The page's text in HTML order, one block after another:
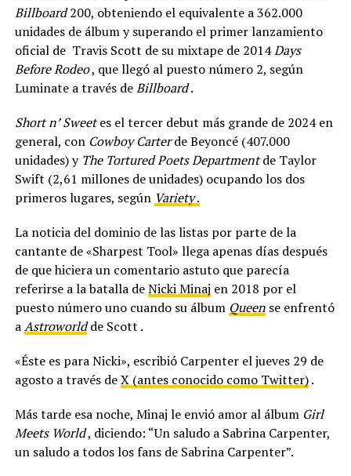
Billboard200, obteniendo el equivalente a 362.000
unidades de álbum y superando el primer lanzamiento
oficial de Travis Scott de su mixtape de 2014Days
Before Rodeo, que llegó al puesto número 2, según
Luminate a través deBillboard.
Short n’ Sweetes el tercer debut más grande de 2024 en
general, con Cowboy Carterde Beyoncé (407.000
unidades) y The Tortured Poets Departmentde Taylor
Swift (2,61 millones de unidades) ocupando los dos
primeros lugares, según Variety.
La noticia del dominio de las listas por parte de la
cantante de «Sharpest Tool» llega apenas días después
de que hiciera un comentario astuto que parecía
referirse a la batalla deNicki Minaj en 2018 por el
puesto número uno cuando su álbum Queense enfrentó
aAstroworldde Scott .
«Éste es para Nicki», escribió Carpenter el jueves 29 de
agosto a través deX (antes conocido como Twitter).
Más tarde esa noche, Minaj le envió amor al álbum Girl
Meets World, diciendo: “Un saludo a Sabrina Carpenter,
un saludo a todos los fans de Sabrina Carpenter”.